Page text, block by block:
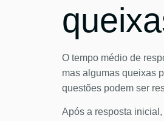
O tempo médio de
mas algumas queixas
questões podem ser
Após a resposta